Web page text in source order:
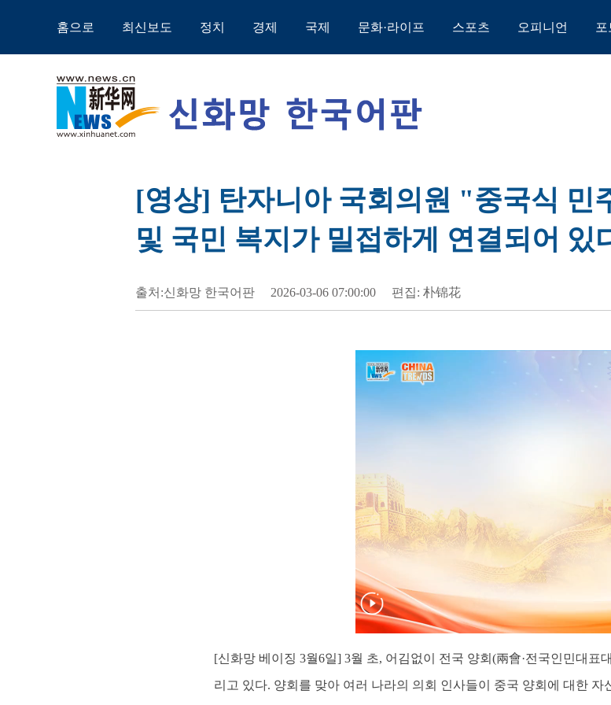
홈으로 최신보도 정치 경제 국제 문화·라이프 스포츠 오피니언 포
[영상] 탄자니아 국회의원 "중국식 민
및 국민 복지가 밀접하게 연결되어 있
출처:신화망 한국어판 2026-03-06 07:00:00 편집: 朴锦花
[신화망 베이징 3월6일] 3월 초, 어김없이 전국 양회(兩會·전국인민대
리고 있다. 양회를 맞아 여러 나라의 의회 인사들이 중국 양회에 대한 자